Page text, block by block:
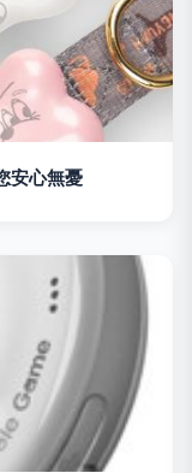
安心無憂